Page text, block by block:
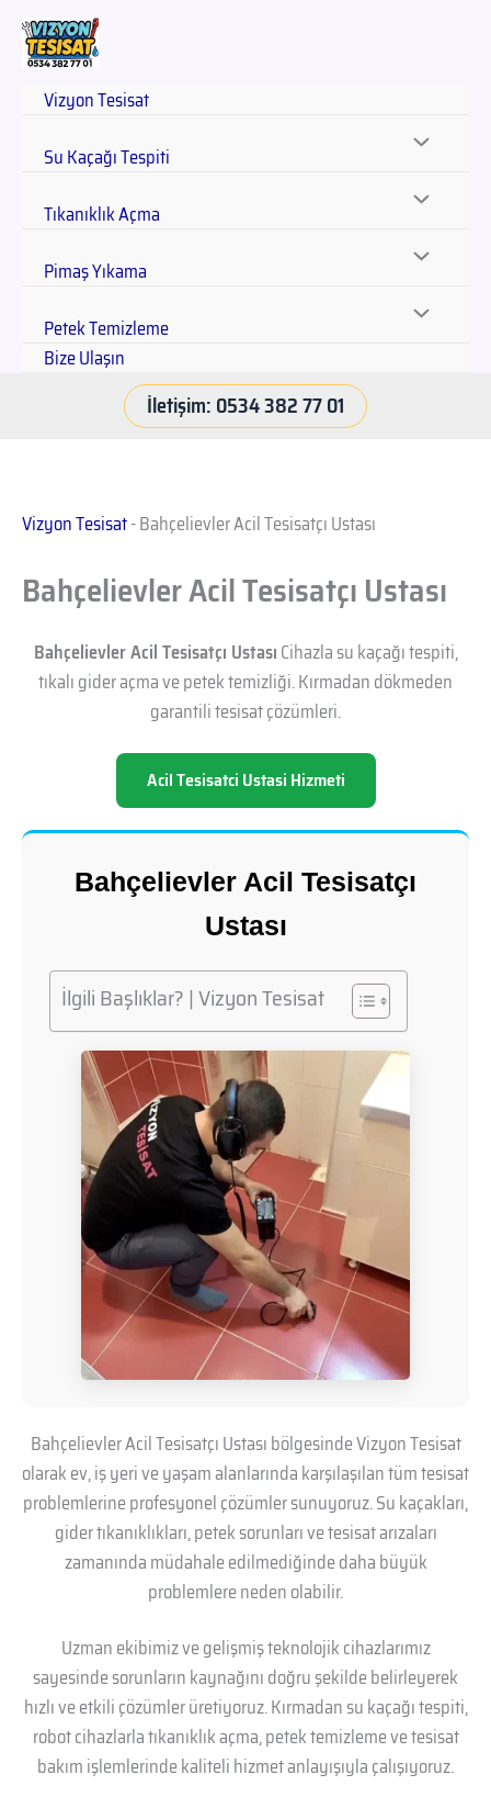
Vizyon Tesisat
Su Kaçağı Tespiti
Tıkanıklık Açma
Pimaş Yıkama
Petek Temizleme
Bize Ulaşın
İletişim: 0534 382 77 01
Vizyon Tesisat-Bahçelievler Acil Tesisatçı Ustası
Bahçelievler Acil Tesisatçı Ustası
Bahçelievler Acil Tesisatçı UstasıCihazla su kaçağı tespiti,
tıkalı gider açma ve petek temizliği. Kırmadan dökmeden
garantili tesisat çözümleri.
Acil Tesisatci Ustasi Hizmeti
Bahçelievler Acil Tesisatçı
Ustası
İlgili Başlıklar? | Vizyon Tesisat
Bahçelievler Acil Tesisatçı Ustası bölgesinde Vizyon Tesisat
olarak ev, iş yeri ve yaşam alanlarında karşılaşılan tüm tesisat
problemlerine profesyonel çözümler sunuyoruz. Su kaçakları,
gider tıkanıklıkları, petek sorunları ve tesisat arızaları
zamanında müdahale edilmediğinde daha büyük
problemlere neden olabilir.
Uzman ekibimiz ve gelişmiş teknolojik cihazlarımız
sayesinde sorunların kaynağını doğru şekilde belirleyerek
hızlı ve etkili çözümler üretiyoruz. Kırmadan su kaçağı tespiti,
robot cihazlarla tıkanıklık açma, petek temizleme ve tesisat
bakım işlemlerinde kaliteli hizmet anlayışıyla çalışıyoruz.